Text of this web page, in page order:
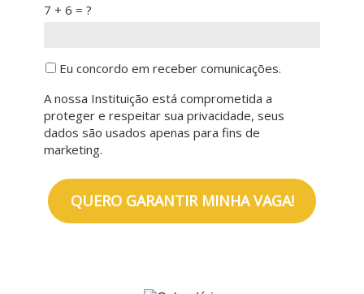
7 + 6 = ?
Eu concordo em receber comunicações.
A nossa Instituição está comprometida a
proteger e respeitar sua privacidade, seus
dados são usados apenas para fins de
marketing.
QUERO GARANTIR MINHA VAGA!